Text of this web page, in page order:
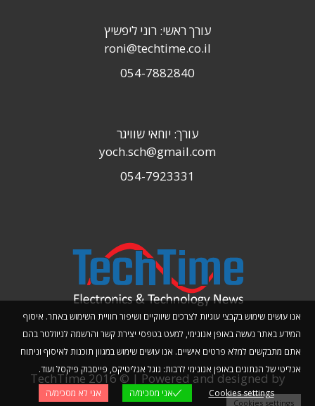
אנו עושים שימוש בקבצי עוגיות לצרכים שיווקיים ושיפור חוויית השימוש באתר. איסוף
המידע באתר נעשה באופן אנונימי, למעט בטפסי יצירת קשר והרשמה לניוזלטר בהם
אתם מתבקשים למלא פרטים אישיים. אנו עושים שימוש במגוון תוכנות לאיסוף וניתוח
אנליטי של הנתונים באופן אנונימי לרבות: גוגל אנליטיקס, פייסבוק פיקסל ועוד.
Cookies settings
אני מסכימ/ה אני לא מסכימ/ה
Cookies settings
עורך ראשי: רוני ליפשיץ
roni@techtime.co.il
054-7882840
עורך: יוחאי שוויגר
yoch.sch@gmail.com
054-7923331
TechTime 2016 © | Powered and designed by
Planwize